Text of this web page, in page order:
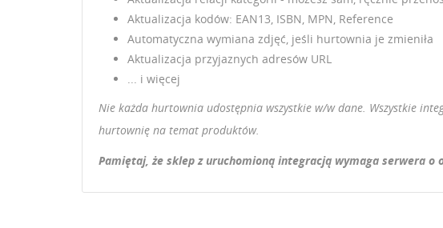
Aktualizacja kodów: EAN13, ISBN, MPN, Reference
Automatyczna wymiana zdjęć, jeśli hurtownia je zmieniła
Aktualizacja przyjaznych adresów URL
... i więcej
Nie każda hurtownia udostępnia wszystkie w/w dane. Wszystkie
hurtownię na temat produktów.
Pamiętaj, że sklep z uruchomioną integracją wymaga serwera